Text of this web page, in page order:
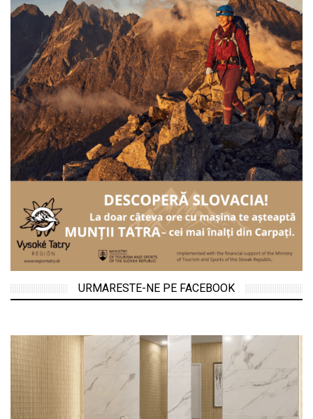
URMARESTE-NE PE FACEBOOK